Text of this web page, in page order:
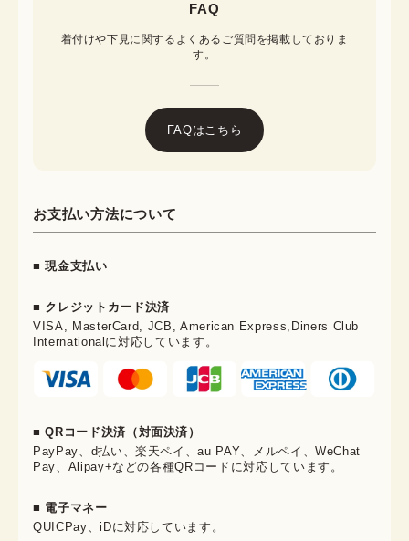
FAQ
着付けや下見に関するよくあるご質問を掲載しておりま
す。
FAQはこちら
お支払い方法について
■ 現金支払い
■ クレジットカード決済
VISA, MasterCard, JCB, American Express,Diners Club
Internationalに対応しています。
■ QRコード決済（対面決済）
PayPay、d払い、楽天ペイ、au PAY、メルペイ、WeChat
Pay、Alipay+などの各種QRコードに対応しています。
■ 電子マネー
QUICPay、iDに対応しています。